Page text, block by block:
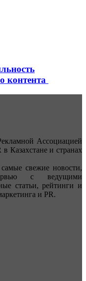
контента
Ассоциацией
Казахстане и странах
свежие новости,
с ведущими
статьи, рейтинги и
и PR.